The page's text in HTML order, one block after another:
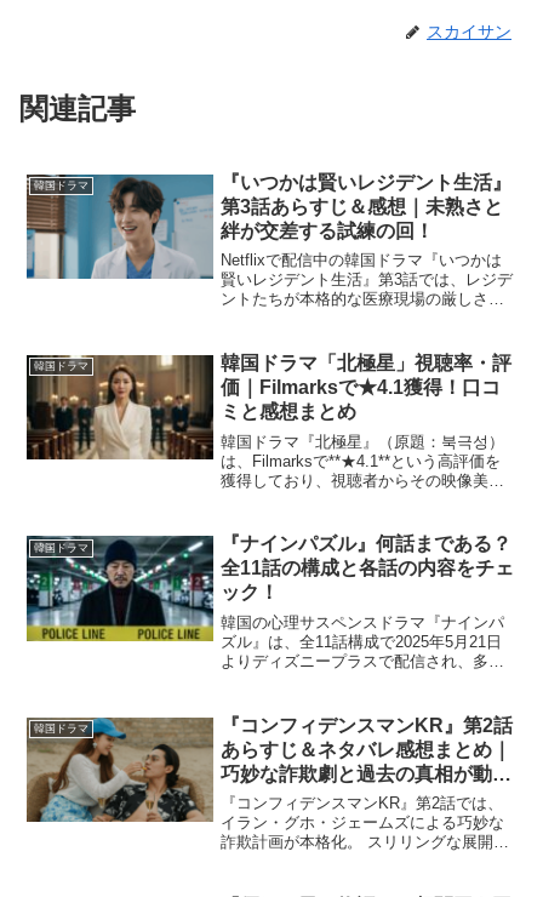
スカイサン
関連記事
韓国ドラマ
『いつかは賢いレジデント生活』
第3話あらすじ＆感想｜未熟さと
絆が交差する試練の回！
Netflixで配信中の韓国ドラマ『いつかは
賢いレジデント生活』第3話では、レジデ
ントたちが本格的な医療現場の厳しさに
を経験しながらも、少しずつ芽生える仲
間意識と信頼...
韓国ドラマ
韓国ドラマ「北極星」視聴率・評
価｜Filmarksで★4.1獲得！口コ
ミと感想まとめ
韓国ドラマ『北極星』（原題：북극성）
は、Filmarksで**★4.1**という高評価を
獲得しており、視聴者からその映像美・
暗殺事件から始...
韓国ドラマ
『ナインパズル』何話まである？
全11話の構成と各話の内容をチェ
ック！
韓国の心理サスペンスドラマ『ナインパ
ズル』は、全11話構成で2025年5月21日
よりディズニープラスで配信され、多く
殺人事件の真相を追う本作は、濃密な伏
線と衝撃の展開で...
韓国ドラマ
『コンフィデンスマンKR』第2話
あらすじ＆ネタバレ感想まとめ｜
巧妙な詐欺劇と過去の真相が動き
出す！
『コンフィデンスマンKR』第2話では、
イラン・グホ・ジェームズによる巧妙な
詐欺計画が本格化。 スリリングな展開の